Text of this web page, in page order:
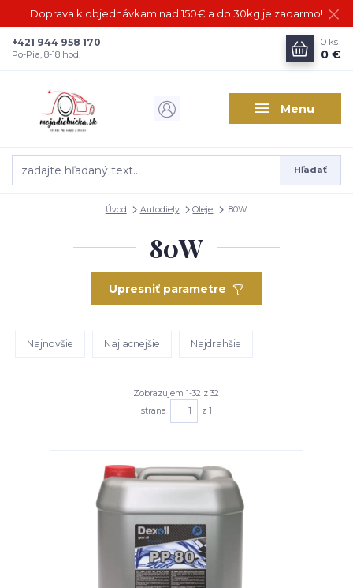
Doprava k objednávkam nad 150€ a do 30kg je zadarmo!
Menu
Hľadať
+421 944 958 170
Po-Pia, 8-18 hod.
0 ks
0 €
Úvod Autodiely Oleje 80W
80W
Upresniť parametre
Najnovšie Najlacnejšie Najdrahšie
Zobrazujem 1-32 z 32
strana
z 1